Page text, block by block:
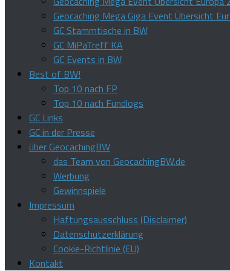
Geocaching Mega Giga Event Übersicht
GC Stammtische in BW
GC MiPaTreff KA
GC Events in BW
Best of BW!
Top 10 nach FP
Top 10 nach Fundlogs
GC Links
GC in der Presse
über GeocachingBW
das Team von GeocachingBW.de
Werbung
Gewinnspiele
Impressum
Haftungsausschluss (Disclaimer)
Datenschutzerklärung
Cookie-Richtlinie (EU)
Kontakt